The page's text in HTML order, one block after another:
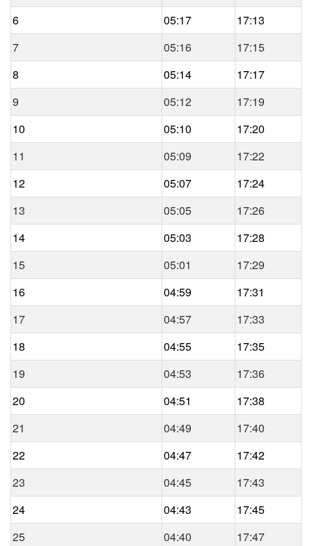
6
05:17
17:13
7
05:16
17:15
8
05:14
17:17
9
05:12
17:19
10
05:10
17:20
11
05:09
17:22
12
05:07
17:24
13
05:05
17:26
14
05:03
17:28
15
05:01
17:29
16
04:59
17:31
17
04:57
17:33
18
04:55
17:35
19
04:53
17:36
20
04:51
17:38
21
04:49
17:40
22
04:47
17:42
23
04:45
17:43
24
04:43
17:45
25
04:40
17:47